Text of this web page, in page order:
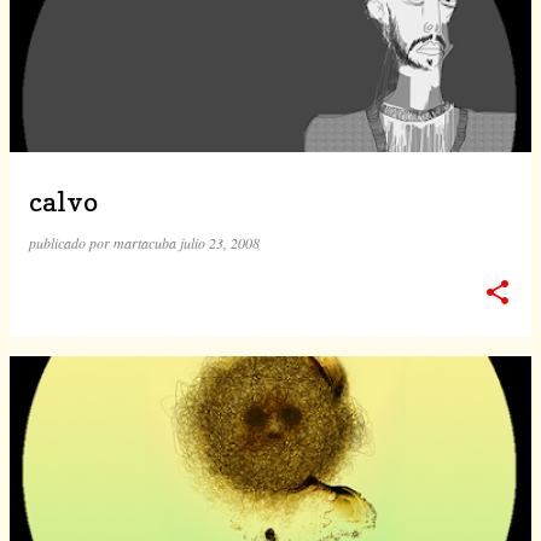
calvo
publicado pormartacuba julio 23, 2008